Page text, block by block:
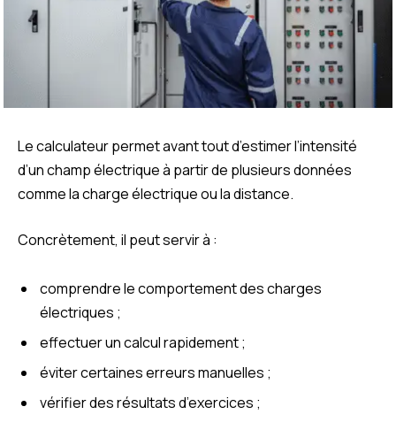
Le calculateur permet avant tout d’estimer l’intensité
d’un champ électrique à partir de plusieurs données
comme la charge électrique ou la distance.
Concrètement, il peut servir à :
comprendre le comportement des charges
électriques ;
effectuer un calcul rapidement ;
éviter certaines erreurs manuelles ;
vérifier des résultats d’exercices ;